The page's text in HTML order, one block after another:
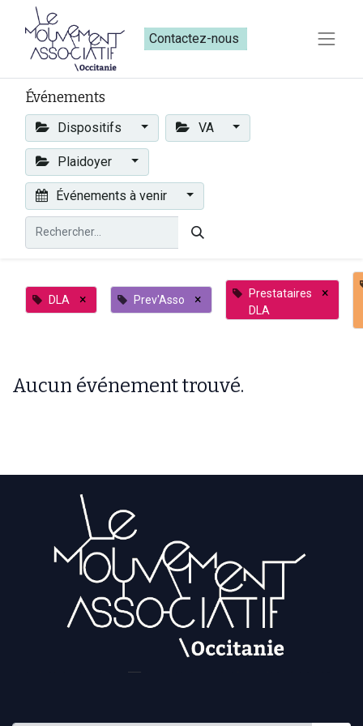
Contactez-nous​​
Événements
Dispositifs VA
Plaidoyer
Événements à venir
DLA × Prev'Asso ×
Prestataires
DLA
×
Aucun événement trouvé.